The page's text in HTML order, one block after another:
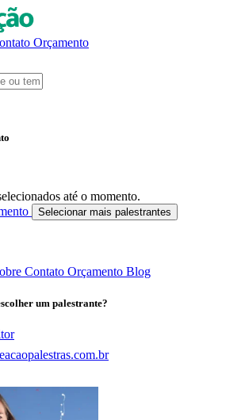
Orçamento
até o momento.
Selecionar mais palestrantes
Contato Orçamento Blog
um palestrante?